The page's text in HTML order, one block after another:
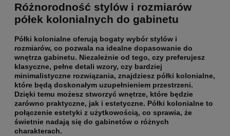
Różnorodność stylów i rozmiarów
półek kolonialnych do gabinetu
Półki kolonialne oferują bogaty wybór stylów i
rozmiarów, co pozwala na idealne dopasowanie do
wnętrza gabinetu. Niezależnie od tego, czy preferujesz
klasyczne, pełne detali wzory, czy bardziej
minimalistyczne rozwiązania, znajdziesz półki kolonialne,
które będą doskonałym uzupełnieniem przestrzeni.
Dzięki temu możesz stworzyć wnętrze, które będzie
zarówno praktyczne, jak i estetyczne. Półki kolonialne to
połączenie estetyki z użytkowością, co sprawia, że
świetnie nadają się do gabinetów o różnych
charakterach.